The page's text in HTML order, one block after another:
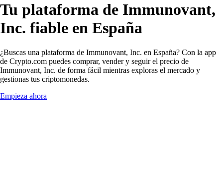
Tu plataforma de Immunovant,
Inc. fiable en España
¿Buscas una plataforma de Immunovant, Inc. en España? Con la app
de Crypto.com puedes comprar, vender y seguir el precio de
Immunovant, Inc. de forma fácil mientras exploras el mercado y
gestionas tus criptomonedas.
Empieza ahora